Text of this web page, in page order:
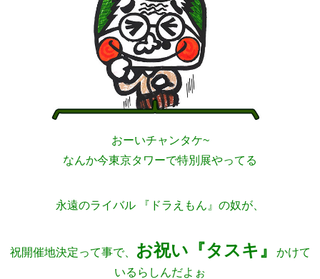
おーいチャンタケ~
なんか今東京タワーで特別展やってる
永遠のライバル 『ドラえもん』の奴が、
祝開催地決定って事で、 お祝い『タスキ』
かけて
いるらしんだよぉ